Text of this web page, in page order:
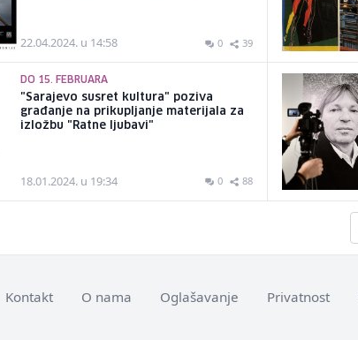
22.04.2024. u 14:58 0 39
DO 15. FEBRUARA
"Sarajevo susret kultura" poziva
građanje na prikupljanje materijala za
izložbu "Ratne ljubavi"
18.01.2024. u 19:34 0 88
Kontakt O nama Oglašavanje Privatnost